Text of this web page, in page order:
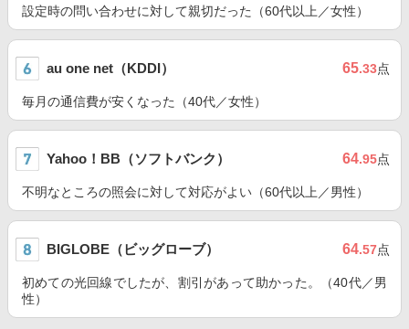
設定時の問い合わせに対して親切だった（60代以上／女性）
au one net（KDDI） 65.33点
毎月の通信費が安くなった（40代／女性）
Yahoo！BB（ソフトバンク） 64.95点
不明なところの照会に対して対応がよい（60代以上／男性）
BIGLOBE（ビッグローブ） 64.57点
初めての光回線でしたが、割引があって助かった。（40代／男
性）